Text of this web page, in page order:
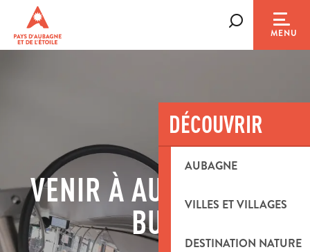
contenu
MENU
DÉCOUVRIR
AUBAGNE
VILLES ET VILLAGES
DESTINATION NATURE
VENIR À AUBAGNE EN
BUS